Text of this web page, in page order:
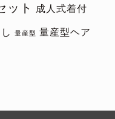
ット 成人式着付
量産型
量産型ヘア